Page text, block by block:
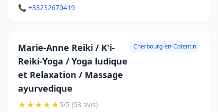
📞 +33232670419
Marie-Anne Reiki / K'i-
Reiki-Yoga / Yoga ludique
et Relaxation / Massage
ayurvedique
Cherbourg-en-Cotentin
★★★★★5/5 (53 avis)